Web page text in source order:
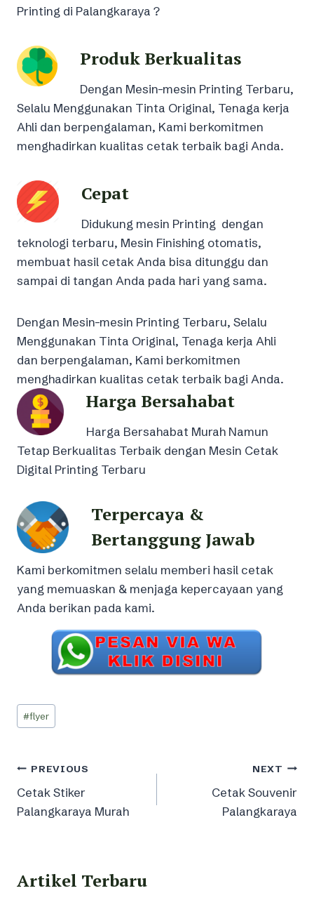
Printing di Palangkaraya ?
Produk Berkualitas
Dengan Mesin-mesin Printing Terbaru,
Selalu Menggunakan Tinta Original, Tenaga kerja
Ahli dan berpengalaman, Kami berkomitmen
menghadirkan kualitas cetak terbaik bagi Anda.
Cepat
Didukung mesin Printing dengan
teknologi terbaru, Mesin Finishing otomatis,
membuat hasil cetak Anda bisa ditunggu dan
sampai di tangan Anda pada hari yang sama.
Dengan Mesin-mesin Printing Terbaru, Selalu
Menggunakan Tinta Original, Tenaga kerja Ahli
dan berpengalaman, Kami berkomitmen
menghadirkan kualitas cetak terbaik bagi Anda.
Harga Bersahabat
Harga Bersahabat Murah Namun
Tetap Berkualitas Terbaik dengan Mesin Cetak
Digital Printing Terbaru
Terpercaya &
Bertanggung Jawab
Kami berkomitmen selalu memberi hasil cetak
yang memuaskan & menjaga kepercayaan yang
Anda berikan pada kami.
Post
Tags:
#flyer
Post
navigation
PREVIOUS
Cetak Stiker
Palangkaraya Murah
NEXT
Cetak Souvenir
Palangkaraya
Artikel Terbaru